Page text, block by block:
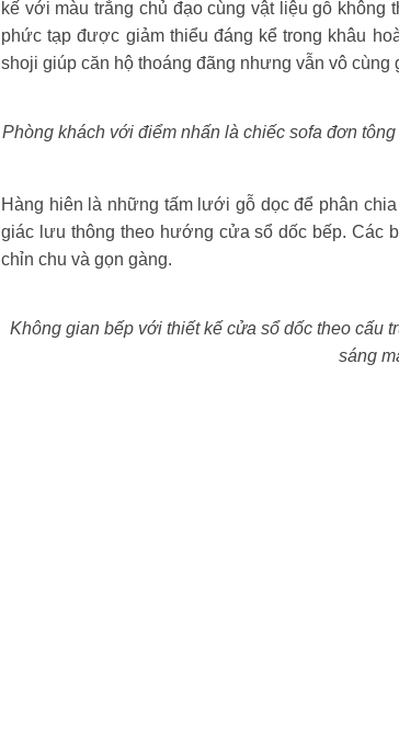
kế với màu trắng chủ đạo cùng vật liệu gỗ
phức tạp được giảm thiểu đáng kể trong khâu
shoji giúp căn hộ thoáng đãng nhưng vẫn vô cùng
Phòng khách với điểm nhấn là chiếc sofa đơn
Hàng hiên là những tấm lưới gỗ dọc để phân
giác lưu thông theo hướng cửa sổ dốc bếp. Các
chỉn chu và gọn gàng.
Không gian bếp với thiết kế cửa sổ dốc theo cấu
sáng